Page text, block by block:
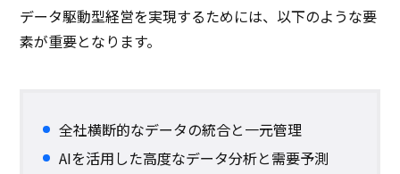
データ駆動型経営を実現するためには、以下のような要
素が重要となります。
全社横断的なデータの統合と一元管理
AIを活用した高度なデータ分析と需要予測